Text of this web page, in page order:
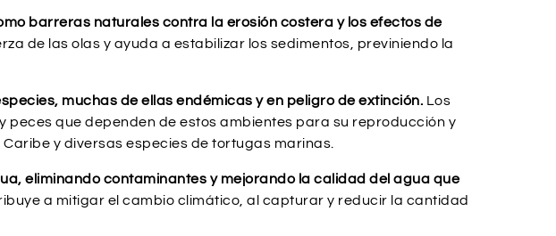
barreras naturales contra la erosión costera y los efectos de
de las olas y ayuda a estabilizar los sedimentos, previniendo la
muchas de ellas endémicas y en peligro de extinción. Los
que dependen de estos ambientes para su reproducción y
y diversas especies de tortugas marinas.
eliminando contaminantes y mejorando la calidad del agua que
a mitigar el cambio climático, al capturar y reducir la cantidad